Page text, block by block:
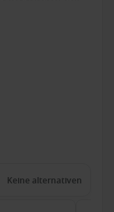
Keine alternativen